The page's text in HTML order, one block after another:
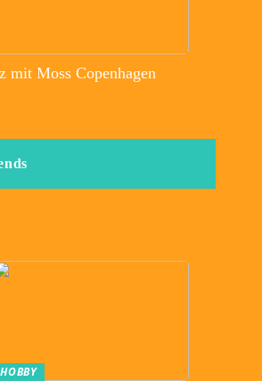
mit Moss Copenhagen
HOBBY